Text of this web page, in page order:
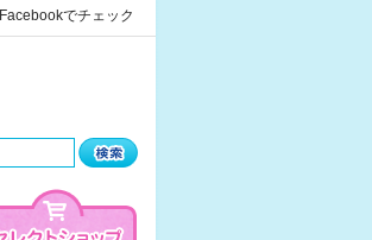
Facebookでチェック